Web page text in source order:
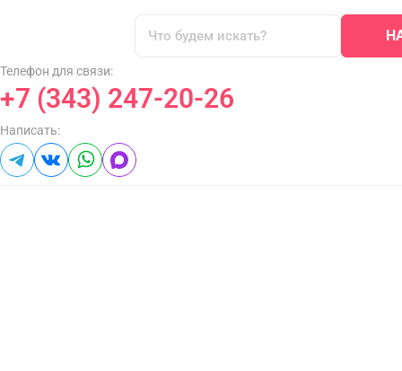
Телефон для связи:
+7 (343) 247-20-26
Написать: